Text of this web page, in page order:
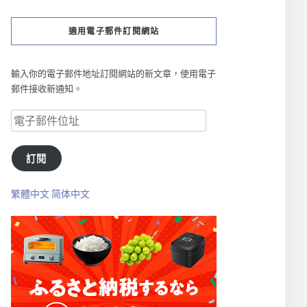
適用電子郵件訂閱網站
輸入你的電子郵件地址訂閱網站的新文章，使用電子
郵件接收新通知。
訂閱
繁體中文 简体中文